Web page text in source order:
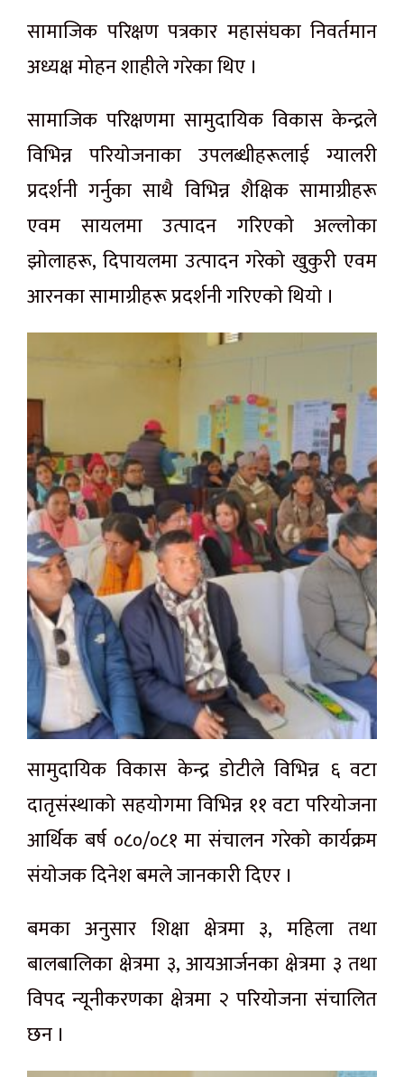
सामाजिक परिक्षण पत्रकार महासंघका निवर्तमान
अध्यक्ष मोहन शाहीले गरेका थिए ।
सामाजिक परिक्षणमा सामुदायिक विकास केन्द्रले
विभिन्न परियाेजनाका उपलब्धीहरूलाई ग्यालरी
प्रदर्शनी गर्नुका साथै विभिन्न शैक्षिक सामाग्रीहरू
एवम सायलमा उत्पादन गरिएकाे अल्लाेका
झाेलाहरू, दिपायलमा उत्पादन गरेकाे खुकुरी एवम
आरनका सामाग्रीहरू प्रदर्शनी गरिएकाे थियाे ।
सामुदायिक विकास केन्द्र डोटीले विभिन्न ६ वटा
दातृसंस्थाकाे सहयाेगमा विभिन्न ११ वटा परियाेजना
आर्थिक बर्ष ०८०/०८१ मा संचालन गरेकाे कार्यक्रम
संयाेजक दिनेश बमले जानकारी दिएर ।
बमका अनुसार शिक्षा क्षेत्रमा ३, महिला तथा
बालबालिका क्षेत्रमा ३, आयआर्जनका क्षेत्रमा ३ तथा
विपद न्यूनीकरणका क्षेत्रमा २ परियाेजना संचालित
छन ।